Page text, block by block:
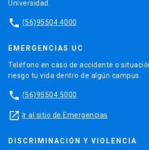
Universidad.
phone (56)95504 4000
EMERGENCIAS UC
Teléfono en caso de accidente o
riesgo tu vida dentro de algún campus.
phone (56)95504 5000
launch Ir al sitio de Emergencias
DISCRIMINACIÓN Y VIOLENCIA